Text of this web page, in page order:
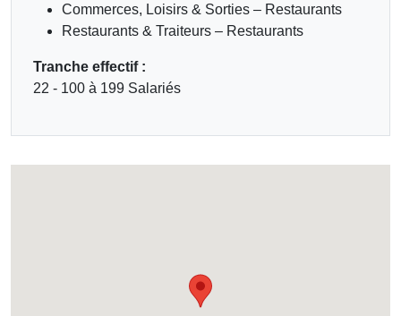
Commerces, Loisirs & Sorties ‒ Restaurants
Restaurants & Traiteurs ‒ Restaurants
Tranche effectif :
22 - 100 à 199 Salariés